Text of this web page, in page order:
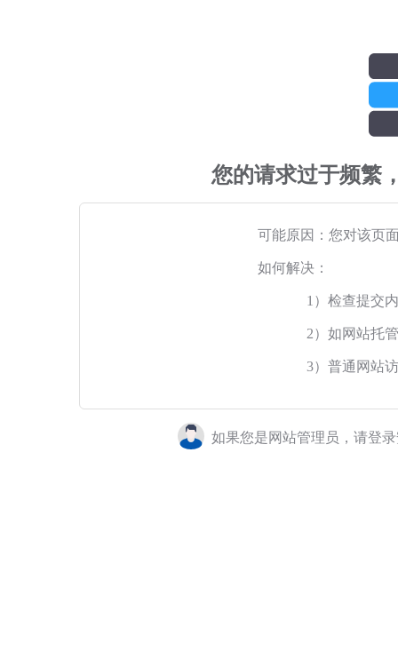
您的请求过于频繁
可能原因：您对该页
如何解决：
1）检查提交
2）如网站托
3）普通网站
如果您是网站管理员，请登